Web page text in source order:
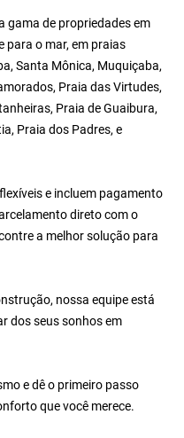
gama de propriedades em
para o mar, em praias
Santa Mônica, Muquiçaba,
Praia das Virtudes,
Praia de Guaibura,
Praia dos Padres, e
e incluem pagamento
direto com o
a melhor solução para
nossa equipe está
dos seus sonhos em
e dê o primeiro passo
que você merece.